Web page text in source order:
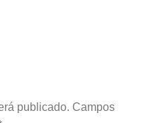
publicado. Campos